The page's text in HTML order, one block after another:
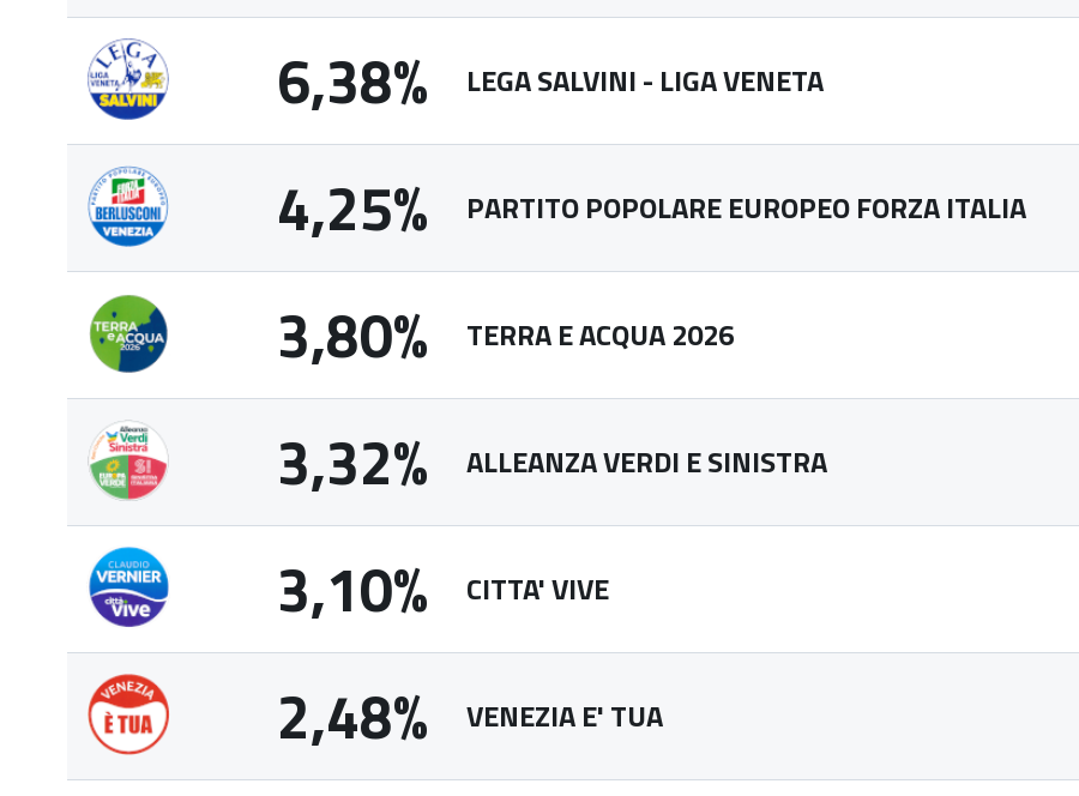
6,38% LEGA SALVINI - LIGA VENETA
4,25% PARTITO POPOLARE EUROPEO FORZA ITALIA
3,80% TERRA E ACQUA 2026
3,32% ALLEANZA VERDI E SINISTRA
3,10% CITTA' VIVE
2,48% VENEZIA E' TUA